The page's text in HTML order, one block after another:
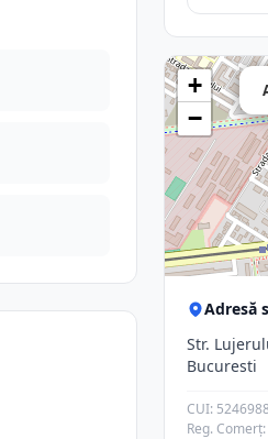
+
−
Adresă
Str.
Bucuresti
CUI:
Reg.